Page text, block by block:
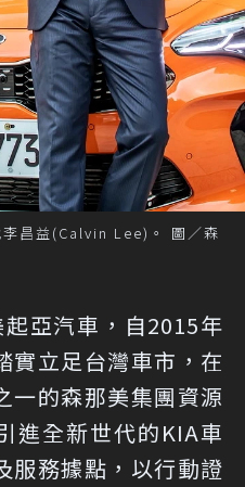
昌益(Calvin Lee)。 圖／森
亞汽車，自2015年
實立足台灣車市，在
一的森那美集團資源
進全新世代的KIA車
服務據點，以行動證